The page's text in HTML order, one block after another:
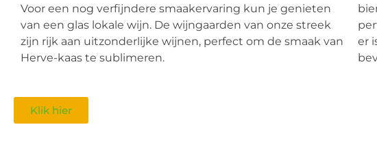
Voor een nog verfijndere smaakervaring kun je genieten
van een glas lokale wijn. De wijngaarden van onze streek
zijn rijk aan uitzonderlijke wijnen, perfect om de smaak van
Herve-kaas te sublimeren.
er
Klik hier